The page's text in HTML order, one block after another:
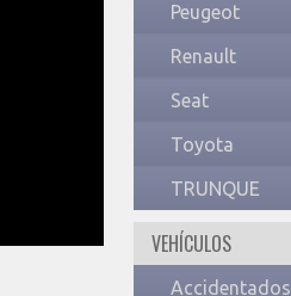
Peugeot
Renault
Seat
Toyota
TRUNQUE
VEHÍCULOS
Accidentados